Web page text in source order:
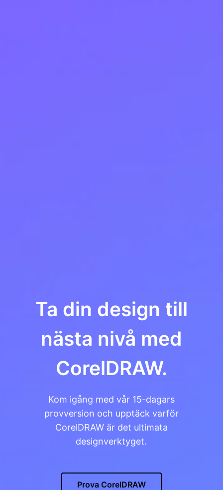
Ta din design till
nästa nivå med
CorelDRAW.
Kom igång med vår 15-dagars
provversion och upptäck varför
CorelDRAW är det ultimata
designverktyget.
Prova CorelDRAW